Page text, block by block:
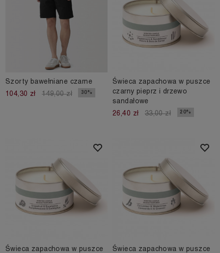
Szorty bawełniane czarne
104,30 zł
149,00 zł 30%
Świeca zapachowa w puszce
czarny pieprz i drzewo
sandałowe
26,40 zł
33,00 zł 20%
Świeca zapachowa w puszce
Świeca zapachowa w puszce